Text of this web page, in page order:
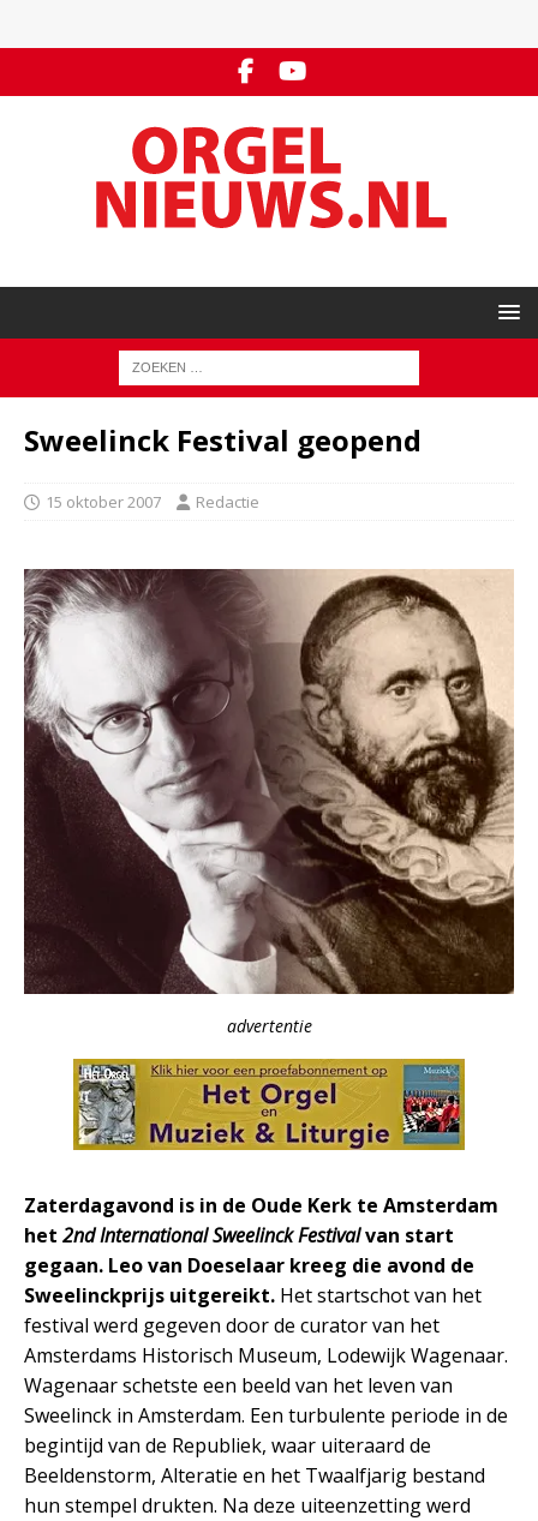
Sweelinck Festival geopend
15 oktober 2007 Redactie
advertentie
Zaterdagavond is in de Oude Kerk te Amsterdam
het 2nd International Sweelinck Festivalvan start
gegaan. Leo van Doeselaar kreeg die avond de
Sweelinckprijs uitgereikt. Het startschot van het
festival werd gegeven door de curator van het
Amsterdams Historisch Museum, Lodewijk Wagenaar.
Wagenaar schetste een beeld van het leven van
Sweelinck in Amsterdam. Een turbulente periode in de
begintijd van de Republiek, waar uiteraard de
Beeldenstorm, Alteratie en het Twaalfjarig bestand
hun stempel drukten. Na deze uiteenzetting werd